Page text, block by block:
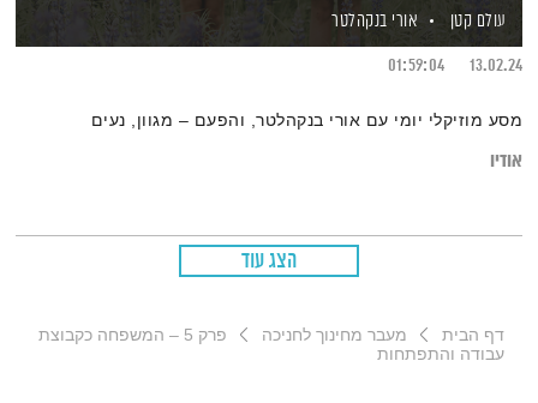
עולם קטן
אורי בנקהלטר
13.02.24
01:59:04
מסע מוזיקלי יומי עם אורי בנקהלטר, והפעם – מגוון, נעים
אודיו
הצג עוד
דף הבית מעבר מחינוך לחניכה
פרק 5 – המשפחה כקבוצת
עבודה והתפתחות